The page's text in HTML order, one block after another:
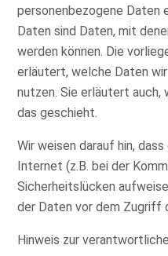
personenbezogene Daten
Daten sind Daten, mit
werden können. Die
erläutert, welche Daten
nutzen. Sie erläutert auch,
das geschieht.
Wir weisen darauf hin,
Internet (z.B. bei der
Sicherheitslücken
der Daten vor dem Zugriff
Hinweis zur